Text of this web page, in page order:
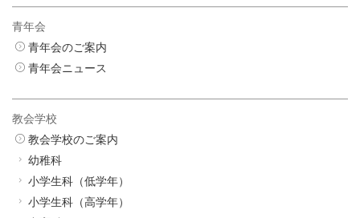
青年会
青年会のご案内
青年会ニュース
教会学校
教会学校のご案内
幼稚科
小学生科（低学年）
小学生科（高学年）